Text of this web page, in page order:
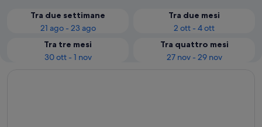
Tra due settimane
21 ago - 23 ago
Tra due mesi
2 ott - 4 ott
Tra tre mesi
30 ott - 1 nov
Tra quattro mesi
27 nov - 29 nov